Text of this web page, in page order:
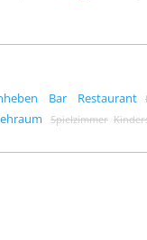
Bar Restaurant
Spielzimmer